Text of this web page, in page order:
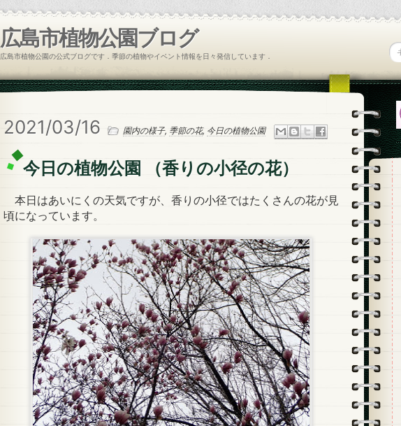
広島市植物公園ブログ
広島市植物公園の公式ブログです．季節の植物やイベント情報を日々発信しています．
2021/03/16 園内の様子, 季節の花, 今日の植物公園
今日の植物公園 （香りの小径の花）
本日はあいにくの天気ですが、香りの小径ではたくさんの花が見
頃になっています。